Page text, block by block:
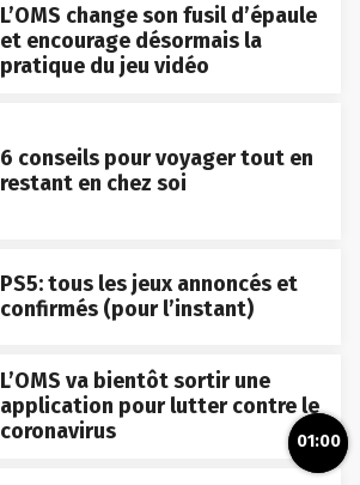
L’OMS change son fusil d’épaule
et encourage désormais la
pratique du jeu vidéo
6 conseils pour voyager tout en
restant en chez soi
PS5: tous les jeux annoncés et
confirmés (pour l’instant)
L’OMS va bientôt sortir une
application pour lutter contre le
coronavirus
01:00